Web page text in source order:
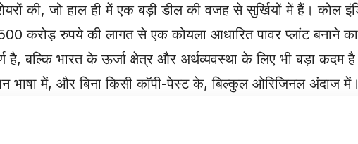
की, जो हाल ही में एक बड़ी डील की वजह से सुर्खियों में हैं। कोल
करोड़ रुपये की लागत से एक कोयला आधारित पावर प्लांट बनाने
है, बल्कि भारत के ऊर्जा क्षेत्र और अर्थव्यवस्था के लिए भी बड़ा कदम
में, और बिना किसी कॉपी-पेस्ट के, बिल्कुल ओरिजिनल अंदाज में।